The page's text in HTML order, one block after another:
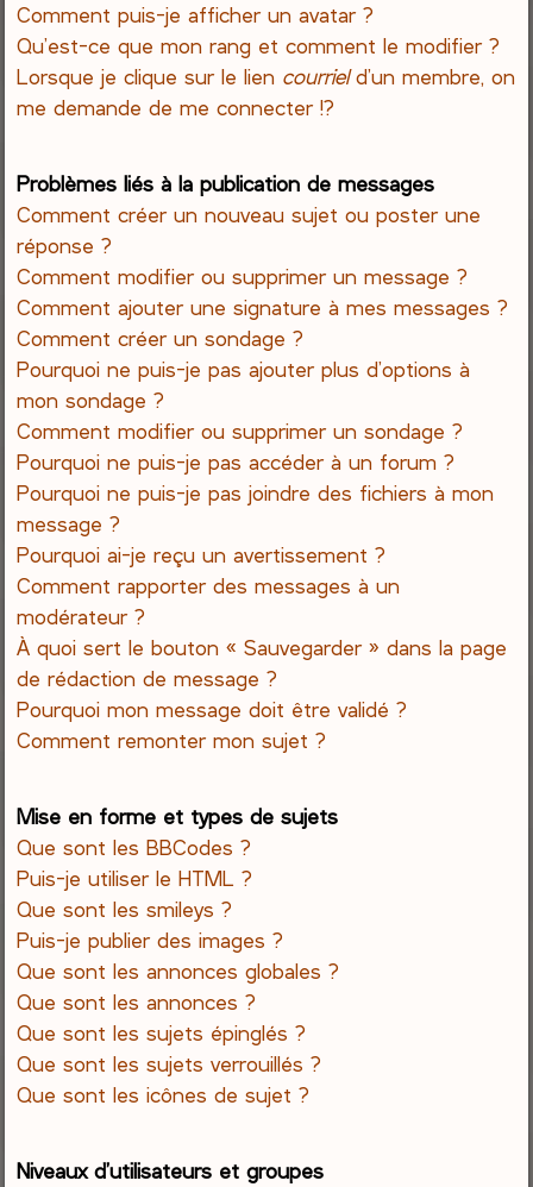
Comment puis-je afficher un avatar ?
Qu’est-ce que mon rang et comment le modifier ?
Lorsque je clique sur le lien courrield’un membre, on
me demande de me connecter !?
Problèmes liés à la publication de messages
Comment créer un nouveau sujet ou poster une
réponse ?
Comment modifier ou supprimer un message ?
Comment ajouter une signature à mes messages ?
Comment créer un sondage ?
Pourquoi ne puis-je pas ajouter plus d’options à
mon sondage ?
Comment modifier ou supprimer un sondage ?
Pourquoi ne puis-je pas accéder à un forum ?
Pourquoi ne puis-je pas joindre des fichiers à mon
message ?
Pourquoi ai-je reçu un avertissement ?
Comment rapporter des messages à un
modérateur ?
À quoi sert le bouton « Sauvegarder » dans la page
de rédaction de message ?
Pourquoi mon message doit être validé ?
Comment remonter mon sujet ?
Mise en forme et types de sujets
Que sont les BBCodes ?
Puis-je utiliser le HTML ?
Que sont les smileys ?
Puis-je publier des images ?
Que sont les annonces globales ?
Que sont les annonces ?
Que sont les sujets épinglés ?
Que sont les sujets verrouillés ?
Que sont les icônes de sujet ?
Niveaux d’utilisateurs et groupes